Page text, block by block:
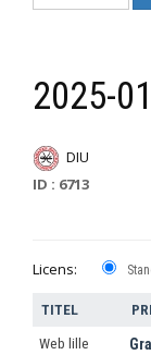
2025-
DIU
ID : 6713
Licens:
TITEL
Web lille